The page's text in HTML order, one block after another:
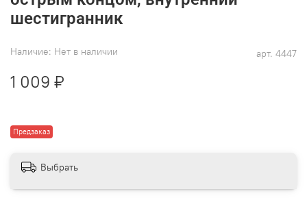
арт. 4447
Наличие: Нет в наличии
Предзаказ
шестигранник
1 009 ₽
Выбрать